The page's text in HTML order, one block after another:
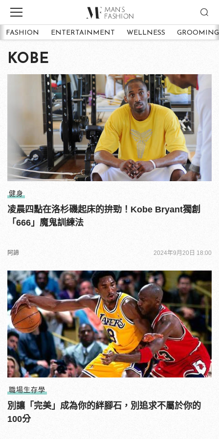
FASHION ENTERTAINMENT WELLNESS GROOMING
KOBE
健身
凌晨四點在洛杉磯起床的拚勁！Kobe Bryant獨創
「666」魔鬼訓練法
阿諦 2024年9月20日 18:00
職場生存學
別讓「完美」成為你的絆腳石，別追求不屬於你的
100分